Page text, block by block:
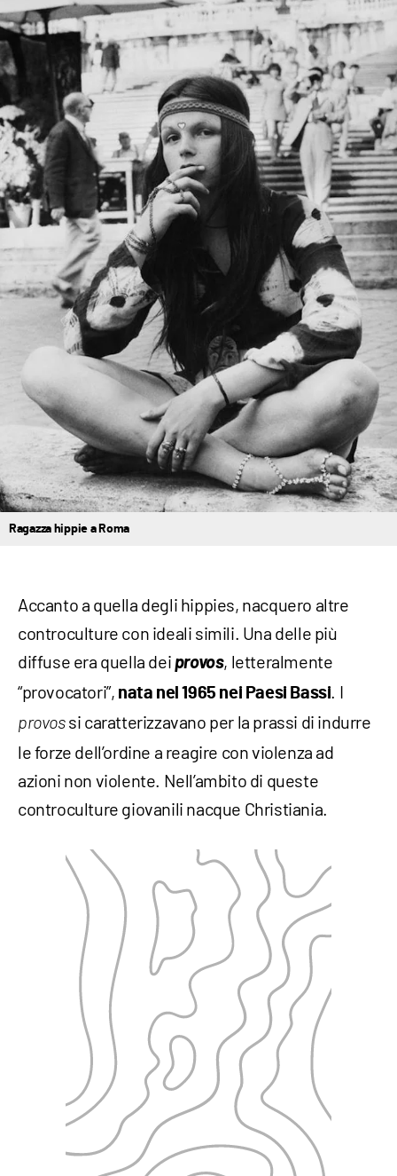
Ragazza hippie a Roma
Accanto a quella degli hippies, nacquero altre
controculture con ideali simili. Una delle più
diffuse era quella deiprovos, letteralmente
“provocatori”, nata nel 1965 nei Paesi Bassi. I
provossi caratterizzavano per la prassi di indurre
le forze dell’ordine a reagire con violenza ad
azioni non violente. Nell’ambito di queste
controculture giovanili nacque Christiania.